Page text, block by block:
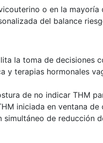
o en la
del balance
la toma de decisiones
y terapias hormonales
de no indicar THM
iniciada en ventana
de reducción